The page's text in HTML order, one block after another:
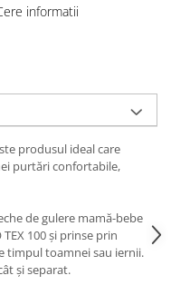
informatii
produsul ideal care
purtări confortabile,
de gulere mamă-bebe
100 și prinse prin
timpul toamnei sau iernii.
și separat.